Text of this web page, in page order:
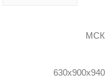
МСК
630х900х940